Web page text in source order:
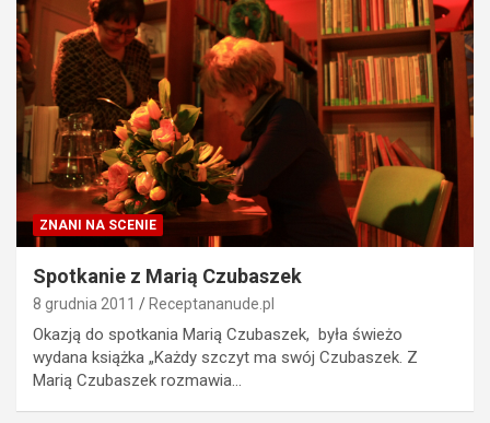
ZNANI NA SCENIE
Spotkanie z Marią Czubaszek
8 grudnia 2011 Receptananude.pl
Okazją do spotkania Marią Czubaszek, była świeżo
wydana książka „Każdy szczyt ma swój Czubaszek. Z
Marią Czubaszek rozmawia…